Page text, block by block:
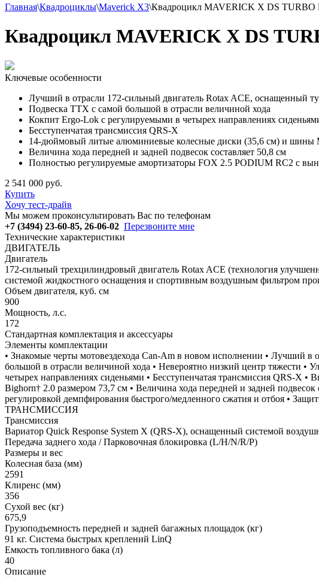
Главная\Квадроциклы\Maverick X3\Квадроцикл MAVERICK X DS TURBO
Квадроцикл MAVERICK X DS
Ключевые особенности
Лучший в отрасли 172-сильный двигатель Rotax ACE, оснащенный
Подвеска TTX с самой большой в отрасли величиной хода
Кокпит Ergo-Lok с регулируемыми в четырех направлениях
Бесступенчатая трансмиссия QRS-X
14-дюймовый литые алюминиевые колесные диски (35,6 см) и шины
Величина хода передней и задней подвесок составляет 50,8 см
Полностью регулируемые амортизаторы FOX 2.5 PODIUM RC2 с
2 541 000 руб.
Купить
Хочу тест-драйв
Мы можем проконсультировать Вас по телефонам
+7 (3494) 23-60-85, 26-06-02 Перезвоните мне
Технические характеристики
ДВИГАТЕЛЬ
Двигатель
172-сильный трехцилиндровый двигатель Rotax ACE (технология
системой жидкостного оснащения и спортивным воздушным фильтром
Объем двигателя, куб. см
900
Мощность, л.с.
172
Стандартная комплектация и аксессуары
Элементы комплектации
• Знакомые черты мотовездехода Can-Am в новом исполнении • Лучший
большой в отрасли величиной хода • Невероятно низкий центр тяжести •
четырех направлениях сиденьями • Бесступенчатая трансмиссия QRS-
Bighorn† 2.0 размером 73,7 см • Величина хода передней и задней
регулировкой демпфирования быстрого/медленного сжатия и отбоя •
ТРАНСМИССИЯ
Трансмиссия
Вариатор Quick Response System X (QRS-X), оснащенный системой
Передача заднего хода / Парковочная блокировка (L/H/N/R/P)
Размеры и вес
Колесная база (мм)
2591
Клиренс (мм)
356
Сухой вес (кг)
675,9
Грузоподъемность передней и задней багажных площадок (кг)
91 кг. Система быстрых креплений LinQ
Емкость топливного бака (л)
40
Описание